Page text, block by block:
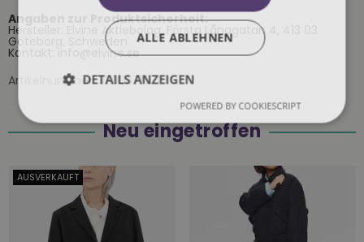
Angaben zur Produktsicherheit:
Hersteller: Elvine Aktiebolag, Första Långgatan 4, 413 03
Göteborg, Schweden
Kontakt: info@elvine.se
Artikelnummer:33083710-1
Neu eingetroffen
AUSVERKAUFT
ALLE ABLEHNEN
DETAILS ANZEIGEN
POWERED BY COOKIESCRIPT